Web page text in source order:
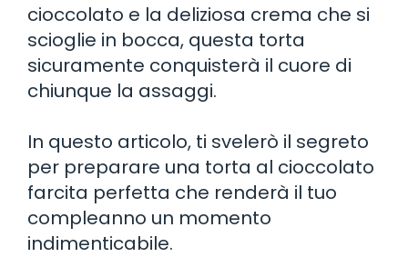
cioccolato e la deliziosa crema che si
scioglie in bocca, questa torta
sicuramente conquisterà il cuore di
chiunque la assaggi.
In questo articolo, ti svelerò il segreto
per preparare una torta al cioccolato
farcita perfetta che renderà il tuo
compleanno un momento
indimenticabile.